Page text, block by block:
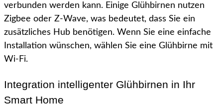
verbunden werden kann. Einige Glühbirnen nutzen
Zigbee oder Z-Wave, was bedeutet, dass Sie ein
zusätzliches Hub benötigen. Wenn Sie eine einfache
Installation wünschen, wählen Sie eine Glühbirne mit
Wi-Fi.
Integration intelligenter Glühbirnen in Ihr
Smart Home